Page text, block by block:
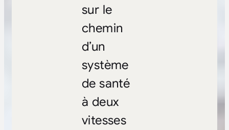
sur le
chemin
d’un
système
de santé
à deux
vitesses